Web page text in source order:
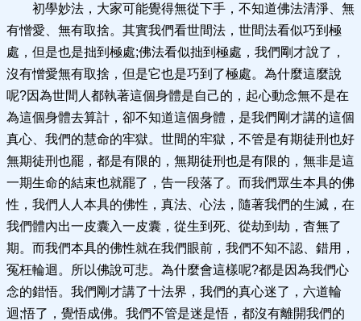
初學妙法，大家可能覺得無從下手，不知道佛法清淨、無
有憎愛、無有取捨。其實我們看世間法，世間法看似巧到極
處，但是也是拙到極處;佛法看似拙到極處，我們剛才說了，
沒有憎愛無有取捨，但是它也是巧到了極處。為什麼這麼說
呢?因為世間人都執著這個身體是自己的，起心動念無不是在
為這個身體去算計，卻不知道這個身體，是我們剛才講的這個
真心、我們的慧命的牢獄。世間的牢獄，不管是有期徒刑也好
無期徒刑也罷，都是有限的，無期徒刑也是有限的，無非是這
一期生命的結束也就罷了，告一段落了。而我們眾生本具的佛
性，我們人人本具的佛性，真法、心法，隨著我們的生滅，在
我們體內出一皮囊入一皮囊，從生到死、從劫到劫，杳無了
期。而我們本具的佛性就在我們眼前，我們不知不認、錯用，
冤枉輪迴。所以佛說可悲。為什麼會這樣呢?都是因為我們心
念的錯悟。我們剛才講了十法界，我們的真心迷了，六道輪
迴;悟了，覺悟成佛。我們不管是迷是悟，都沒有離開我們的